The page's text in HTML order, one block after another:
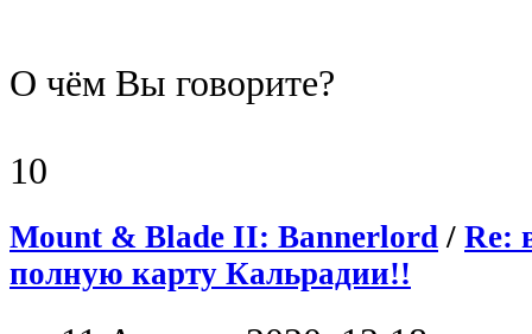
О чём Вы говорите?
10
Mount & Blade II: Bannerlord / Re:
полную карту Кальрадии!!